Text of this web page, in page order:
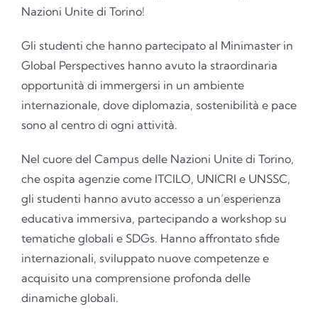
Nazioni Unite di Torino!
Gli studenti che hanno partecipato al Minimaster in
Global Perspectives hanno avuto la straordinaria
opportunità di immergersi in un ambiente
internazionale, dove diplomazia, sostenibilità e pace
sono al centro di ogni attività.
Nel cuore del Campus delle Nazioni Unite di Torino,
che ospita agenzie come ITCILO, UNICRI e UNSSC,
gli studenti hanno avuto accesso a un’esperienza
educativa immersiva, partecipando a workshop su
tematiche globali e SDGs. Hanno affrontato sfide
internazionali, sviluppato nuove competenze e
acquisito una comprensione profonda delle
dinamiche globali.